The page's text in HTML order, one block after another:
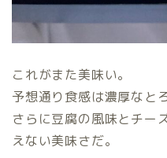
これがまた美味い。
予想通り食感は濃厚なとろ
さらに豆腐の風味とチー
えない美味さだ。